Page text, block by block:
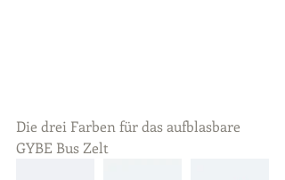
Die drei Farben für das aufblasbare
GYBE Bus Zelt